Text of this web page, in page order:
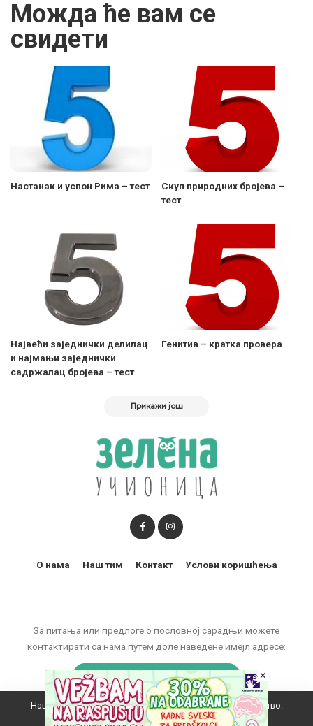
Можда ће вам се
свидети
Настанак и успон Рима – тест
Скуп природних бројева –
тест
Највећи заједнички делилац
и најмањи заједнички
садржалац бројева – тест
Генитив – кратка провера
Прикажи још
За питања или предлоге о пословној сарадњи можете
контактирати са нама путем доле наведене имејл адресе:
marketing@zelenaucionica.com
О нама Наш тим Контакт Услови коришћења
Наш вебсајт користи колачиће да побољша ваше искуство.
×